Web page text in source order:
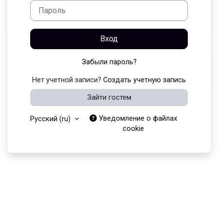
Пароль
Вход
Забыли пароль?
Нет учетной записи? Создать учетную запись
Зайти гостем
Русский ‎(ru)‎
Уведомление о файлах
cookie